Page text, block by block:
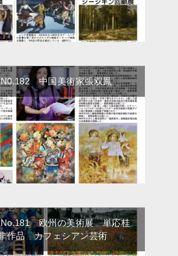
N0.182 中国美術家張双鳳
No.181 欧州の美術展 単応桂
作品 カフェシアン芸術